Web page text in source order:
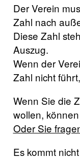
Der Verein
Zahl nach
Diese Zahl
Auszug.
Wenn der
Zahl nicht
Wenn Sie die
wollen,
Oder Sie
Es kommt